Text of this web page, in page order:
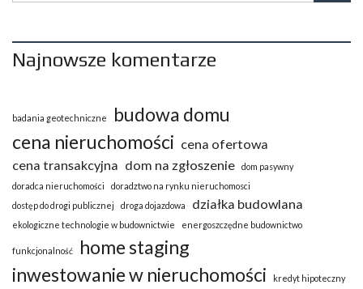
Najnowsze komentarze
badania geotechniczne
budowa domu
cena nieruchomości cena ofertowa
cena transakcyjna dom na zgłoszenie
dom pasywny
doradca nieruchomości
doradztwo na rynku nieruchomosci
dostęp do drogi publicznej
droga dojazdowa działka budowlana
ekologiczne technologie w budownictwie energoszczędne budownictwo
funkcjonalność
home staging
inwestowanie w nieruchomości
kredyt hipoteczny